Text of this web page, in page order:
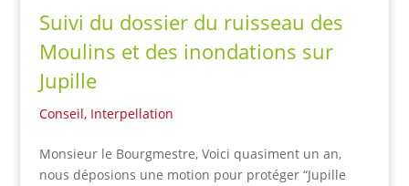
Suivi du dossier du ruisseau des
Moulins et des inondations sur
Jupille
Conseil, Interpellation
Monsieur le Bourgmestre, Voici quasiment un an,
nous déposions une motion pour protéger “Jupille